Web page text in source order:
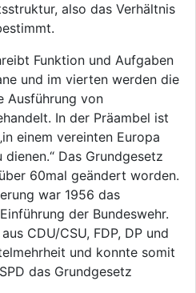
also das Verhältnis
Funktion und Aufgaben
und im vierten werden die
Ausführung von
In der Präambel ist
einem vereinten Europa
Das Grundgesetz
60mal geändert worden.
war 1956 das
der Bundeswehr.
CDU/CSU, FDP, DP und
und konnte somit
das Grundgesetz